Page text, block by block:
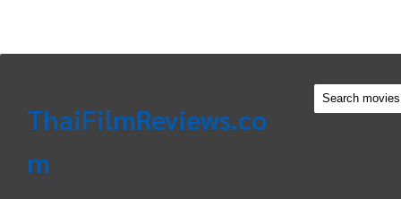
ThaiFilmReviews.co
m